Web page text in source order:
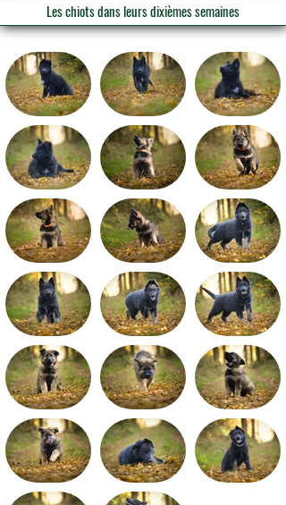
Les chiots dans leurs dixièmes semaines